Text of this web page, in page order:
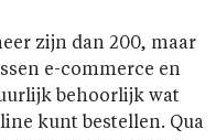
zijn dan 200, maar
e-commerce en
behoorlijk wat
kunt bestellen. Qua